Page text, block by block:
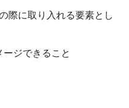
際に取り入れる要素とし
ジできること